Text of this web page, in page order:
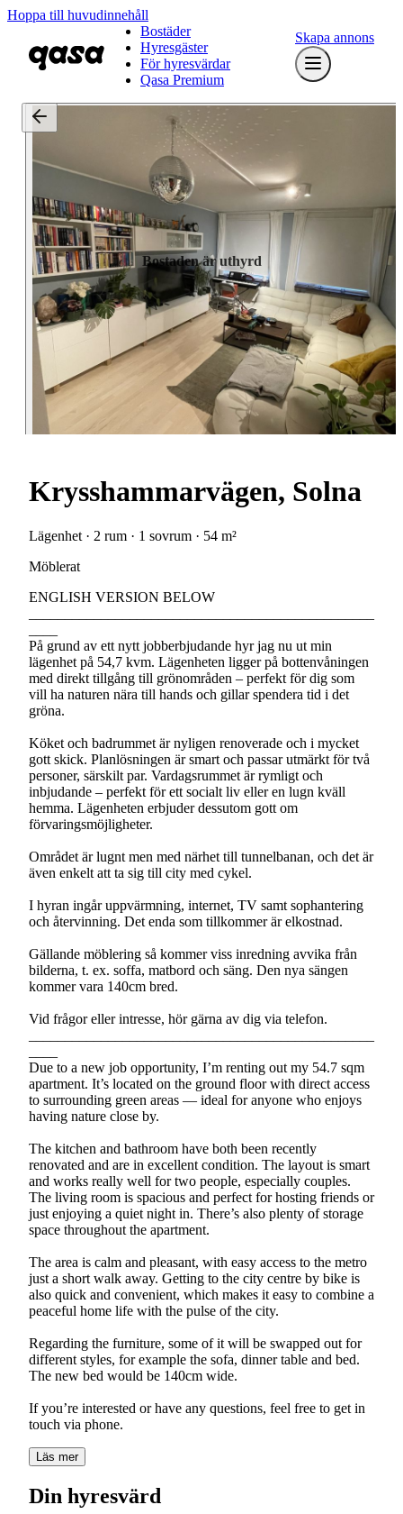
Hoppa till huvudinnehåll
Bostäder
Hyresgäster
För hyresvärdar
Qasa Premium
Skapa annons
Bostaden är uthyrd
Krysshammarvägen, Solna
Lägenhet · 2 rum · 1 sovrum · 54 m²
Möblerat
ENGLISH VERSION BELOW
På grund av ett nytt jobberbjudande hyr jag nu ut min
lägenhet på 54,7 kvm. Lägenheten ligger på bottenvåningen
med direkt tillgång till grönområden – perfekt för dig som
vill ha naturen nära till hands och gillar spendera tid i det
gröna.
Köket och badrummet är nyligen renoverade och i mycket
gott skick. Planlösningen är smart och passar utmärkt för två
personer, särskilt par. Vardagsrummet är rymligt och
inbjudande – perfekt för ett socialt liv eller en lugn kväll
hemma. Lägenheten erbjuder dessutom gott om
förvaringsmöjligheter.
Området är lugnt men med närhet till tunnelbanan, och det är
även enkelt att ta sig till city med cykel.
I hyran ingår uppvärmning, internet, TV samt sophantering
och återvinning. Det enda som tillkommer är elkostnad.
Gällande möblering så kommer viss inredning avvika från
bilderna, t. ex. soffa, matbord och säng. Den nya sängen
kommer vara 140cm bred.
Vid frågor eller intresse, hör gärna av dig via telefon.
Due to a new job opportunity, I’m renting out my 54.7 sqm
apartment. It’s located on the ground floor with direct access
to surrounding green areas — ideal for anyone who enjoys
having nature close by.
The kitchen and bathroom have both been recently
renovated and are in excellent condition. The layout is smart
and works really well for two people, especially couples.
The living room is spacious and perfect for hosting friends or
just enjoying a quiet night in. There’s also plenty of storage
space throughout the apartment.
The area is calm and pleasant, with easy access to the metro
just a short walk away. Getting to the city centre by bike is
also quick and convenient, which makes it easy to combine a
peaceful home life with the pulse of the city.
Regarding the furniture, some of it will be swapped out for
different styles, for example the sofa, dinner table and bed.
The new bed would be 140cm wide.
If you’re interested or have any questions, feel free to get in
touch via phone.
Läs mer
Din hyresvärd